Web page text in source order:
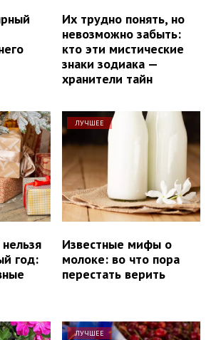
Их трудно понять, но
невозможно забыть:
кто эти мистические
знаки зодиака —
хранители тайн
год:
ЛУЧШЕЕ
Известные мифы о
молоке: во что пора
перестать верить
ЛУЧШЕЕ